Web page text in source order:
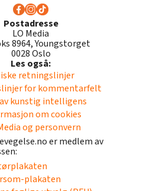
Postadresse
LO Media
8964, Youngstorget
0028 Oslo
Les også:
retningslinjer
for kommentarfelt
av kunstig intelligens
om cookies
og personvern
er medlem av
plakaten